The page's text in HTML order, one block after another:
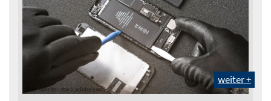
Foto: Anseim - stock.adobe.com
weiter +